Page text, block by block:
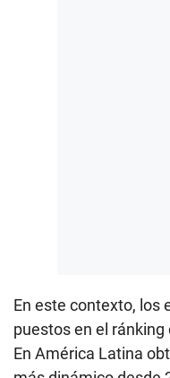
En este contexto, los
puestos en el
En América Latina